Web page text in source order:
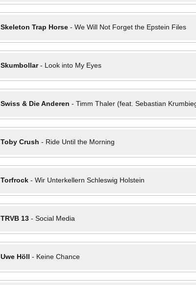
Skeleton Trap Horse- We Will Not Forget the Epstein Files
Skumbollar- Look into My Eyes
Swiss & Die Anderen - Timm Thaler (feat. Sebastian
Toby Crush - Ride Until the Morning
Torfrock- Wir Unterkellern Schleswig Holstein
TRVB 13- Social Media
Uwe Höll - Keine Chance